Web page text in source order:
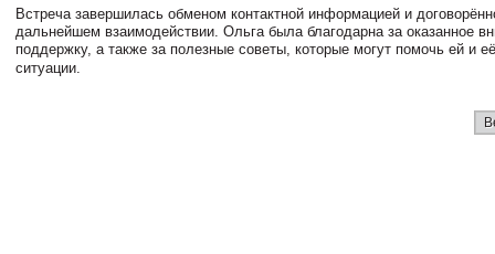
Встреча завершилась обменом контактной информацией и
дальнейшем взаимодействии. Ольга была благодарна за оказанное
поддержку, а также за полезные советы, которые могут помочь ей и
ситуации.